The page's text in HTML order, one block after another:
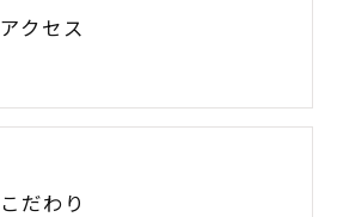
アクセス
こだわり